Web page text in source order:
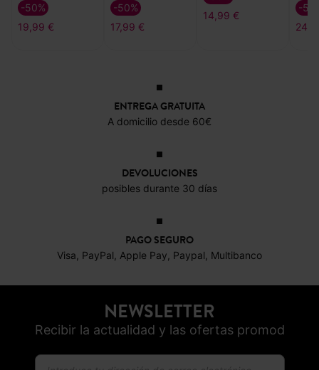
19,99 €
-50%
17,99 €
-50%
14,99 €
-
ENTREGA GRATUITA
A domicilio desde 60€
DEVOLUCIONES
posibles durante 30 días
PAGO SEGURO
Visa, PayPal, Apple Pay, Paypal, Multibanco
NEWSLETTER
Recibir la actualidad y las ofertas promod